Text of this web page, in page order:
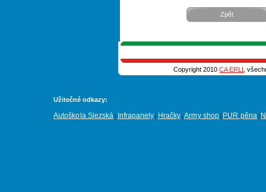
Zpět
Copyright 2010CA ERLI ,
Užitečné odkazy:
Autoškola Slezská Infrapanely Hračky |Army shop PUR pěna|